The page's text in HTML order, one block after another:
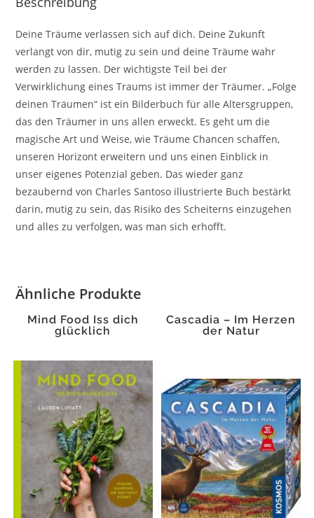
Deine Träume verlassen sich auf dich. Deine Zukunft
verlangt von dir, mutig zu sein und deine Träume wahr
werden zu lassen. Der wichtigste Teil bei der
Verwirklichung eines Traums ist immer der Träumer. „Folge
deinen Träumen“ ist ein Bilderbuch für alle Altersgruppen,
das den Träumer in uns allen erweckt. Es geht um die
magische Art und Weise, wie Träume Chancen schaffen,
unseren Horizont erweitern und uns einen Einblick in
unser eigenes Potenzial geben. Das wieder ganz
bezaubernd von Charles Santoso illustrierte Buch bestärkt
darin, mutig zu sein, das Risiko des Scheiterns einzugehen
und alles zu verfolgen, was man sich erhofft.
Ähnliche Produkte
Mind Food Iss dich
glücklich
Cascadia – Im Herzen
der Natur